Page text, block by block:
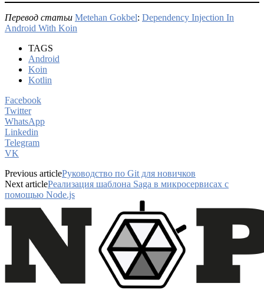
Перевод статьи Metehan Gokbel: Dependency Injection In
Android With Koin
TAGS
Android
Koin
Kotlin
Facebook
Twitter
WhatsApp
Linkedin
Telegram
VK
Previous articleРуководство по Git для новичков
Next articleРеализация шаблона Saga в микросервисах с
помощью Node.js